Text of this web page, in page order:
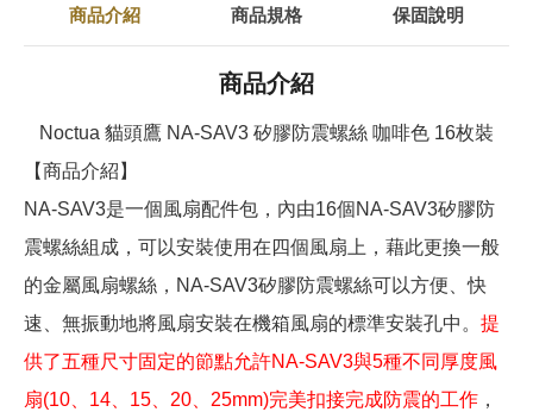
商品介紹 商品規格 保固說明
商品介紹
Noctua 貓頭鷹 NA-SAV3 矽膠防震螺絲 咖啡色 16枚裝
【商品介紹】
NA-SAV3是一個風扇配件包，內由16個NA-SAV3矽膠防
震螺絲組成，可以安裝使用在四個風扇上，藉此更換一般
的金屬風扇螺絲，NA-SAV3矽膠防震螺絲可以方便、快
速、無振動地將風扇安裝在機箱風扇的標準安裝孔中。 提
供了五種尺寸固定的節點允許NA-SAV3與5種不同厚度風
扇(10、14、15、20、25mm)完美扣接完成防震的工作 ，